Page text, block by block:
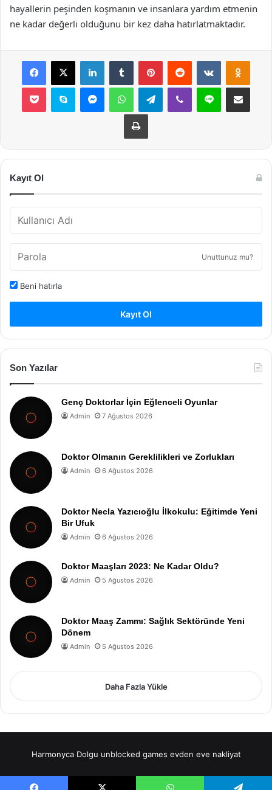
hayallerin peşinden koşmanın ve insanlara yardım etmenin
ne kadar değerli olduğunu bir kez daha hatırlatmaktadır.
Facebook
X LinkedInTumblr PinterestReddit VKontakte
Pocket Skype MessengerWhatsAppTelegramViber Line E-Posta ile
Yazdır
Kayıt Ol
Unuttunuz mu?
Beni hatırla
Kayıt Ol
Son Yazılar
Genç Doktorlar İçin Eğlenceli Oyunlar
Admin 7 Ağustos 2026
Doktor Olmanın Gereklilikleri ve Zorlukları
Admin 6 Ağustos 2026
Doktor Necla Yazıcıoğlu İlkokulu: Eğitimde Yeni
Bir Ufuk
Admin 6 Ağustos 2026
Doktor Maaşları 2023: Ne Kadar Oldu?
Admin 5 Ağustos 2026
Doktor Maaş Zammı: Sağlık Sektöründe Yeni
Dönem
Admin 5 Ağustos 2026
Daha Fazla Yükle
Harmonyca Dolgu unblocked games evden eve nakliyat